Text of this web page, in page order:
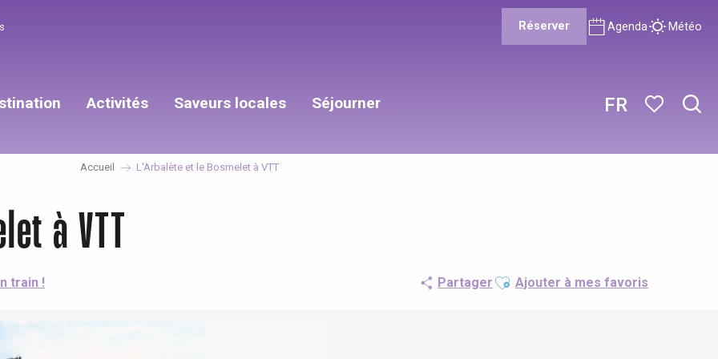
FR
Réserver Agenda Météo
Activités Saveurs locales Séjourner
Accueil L'Arbalète et le Bosmelet à VTT
à VTT
train ! Partager Ajouter aux favoris
Ajouter à mes favoris